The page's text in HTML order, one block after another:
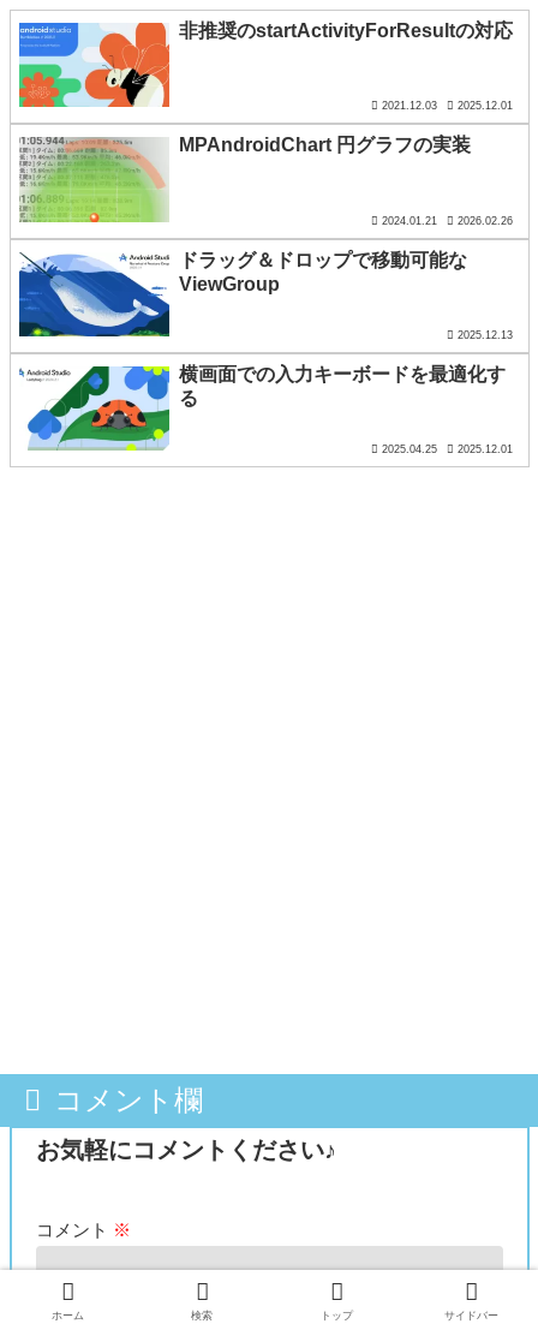
非推奨のstartActivityForResultの対応
2021.12.03 2025.12.01
MPAndroidChart 円グラフの実装
2024.01.21 2026.02.26
ドラッグ＆ドロップで移動可能な
ViewGroup
2025.12.13
横画面での入力キーボードを最適化す
る
2025.04.25 2025.12.01
コメント欄
お気軽にコメントください♪
コメント ※
ホーム 検索 トップ サイドバー